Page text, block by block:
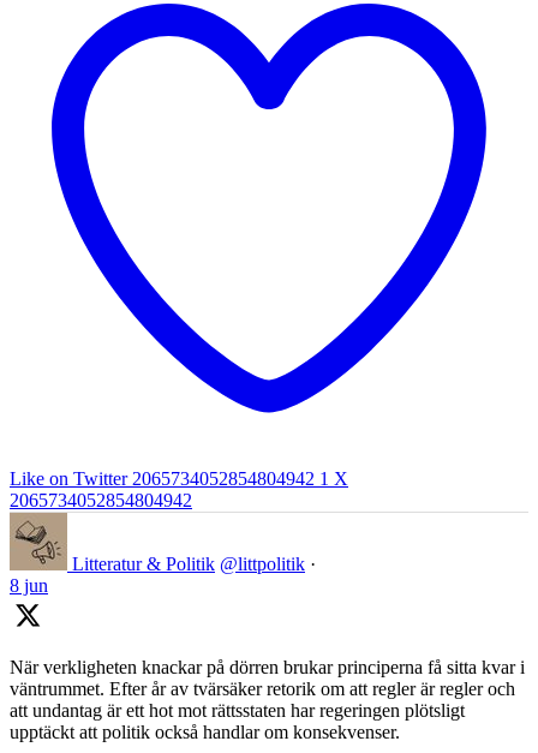
Like on Twitter 2065734052854804942 1 X
2065734052854804942
Litteratur & Politik @littpolitik ·
8 jun
När verkligheten knackar på dörren brukar principerna få sitta kvar i
väntrummet. Efter år av tvärsäker retorik om att regler är regler och
att undantag är ett hot mot rättsstaten har regeringen plötsligt
upptäckt att politik också handlar om konsekvenser.